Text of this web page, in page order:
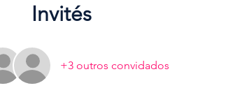
Invités
+3 outros convidados